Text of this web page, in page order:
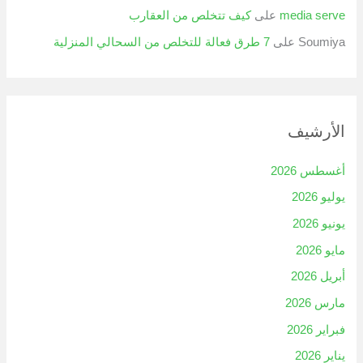
media serve علىكيف تتخلص من العقارب
Soumiya على7 طرق فعالة للتخلص من السحالي المنزلية
الأرشيف
أغسطس 2026
يوليو 2026
يونيو 2026
مايو 2026
أبريل 2026
مارس 2026
فبراير 2026
يناير 2026